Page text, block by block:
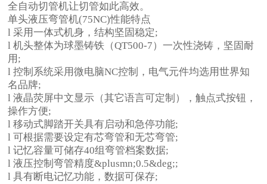
全自动切管机让切管如此高效。
单头液压弯管机(75NC)性能特点
l 采用一体式机身，结构坚固稳定;
l 机头整体为球墨铸铁（QT500-7）一次性浇铸，坚固耐
用;
l 控制系统采用微电脑NC控制，电气元件均选用世界知
名品牌;
l 液晶荧屏中文显示（其它语言可定制），触点式按钮，
操作方便;
l 移动式脚踏开关具有启动和急停功能;
l 可根据需要设定有芯弯管和无芯弯管;
l 记忆容量可储存40组弯管档案数据;
l 液压控制弯管精度&plusmn;0.5&deg;;
l 具有断电记忆功能，数据可保存;